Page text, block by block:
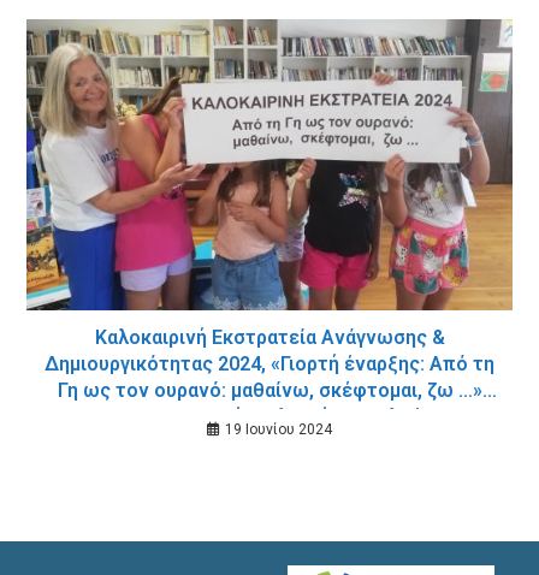
Καλοκαιρινή Εκστρατεία Ανάγνωσης &
Δημιουργικότητας 2024, «Γιορτή έναρξης: Από τη
Γη ως τον ουρανό: μαθαίνω, σκέφτομαι, ζω …»
στη Δημοτική Βιβλιοθήκη Σταλού
19 Ιουνίου 2024